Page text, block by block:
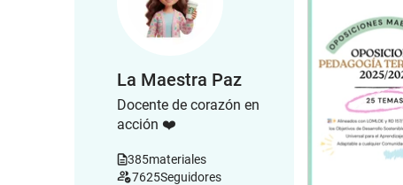
La Maestra Paz
Docente de corazón en
acción ❤️
385materiales
7625Seguidores